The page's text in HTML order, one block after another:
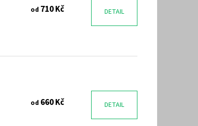
od 710 Kč DETAIL
od 660 Kč DETAIL